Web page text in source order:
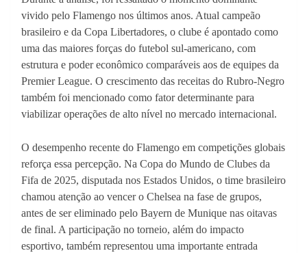
vivido pelo Flamengo nos últimos anos. Atual campeão
brasileiro e da Copa Libertadores, o clube é apontado como
uma das maiores forças do futebol sul-americano, com
estrutura e poder econômico comparáveis aos de equipes da
Premier League. O crescimento das receitas do Rubro-Negro
também foi mencionado como fator determinante para
viabilizar operações de alto nível no mercado internacional.
O desempenho recente do Flamengo em competições globais
reforça essa percepção. Na Copa do Mundo de Clubes da
Fifa de 2025, disputada nos Estados Unidos, o time brasileiro
chamou atenção ao vencer o Chelsea na fase de grupos,
antes de ser eliminado pelo Bayern de Munique nas oitavas
de final. A participação no torneio, além do impacto
esportivo, também representou uma importante entrada